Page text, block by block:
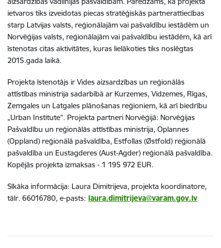
ietvaros tiks izveidotas piecas stratēģiskās partnerattiecības
starp Latvijas valsts, reģionālajām vai pašvaldību iestādēm un
Norvēģijas valsts, reģionālajām vai pašvaldību iestādēm, kā arī
īstenotas citas aktivitātes, kuras lielākoties tiks noslēgtas
2015.gada laikā.
Projekta īstenotājs ir Vides aizsardzības un reģionālās
attīstības ministrija sadarbībā ar Kurzemes, Vidzemes, Rīgas,
Zemgales un Latgales plānošanas reģioniem, kā arī biedrību
„Urban Institute”. Projekta partneri Norvēģijā: Norvēģijas
Pašvaldību un reģionālās attīstības ministrija, Oplannes
(Oppland) reģionālā pašvaldība, Estfollas (Østfold) reģionālā
pašvaldība un Eustagderes (Aust-Agder) reģionālā pašvaldība.
Kopējās projekta izmaksas - 1 195 972 EUR.
Sīkāka informācija: Laura Dimitrijeva, projekta koordinatore,
tālr. 66016780, e-pasts: laura.dimitrijeva@varam.gov.lv